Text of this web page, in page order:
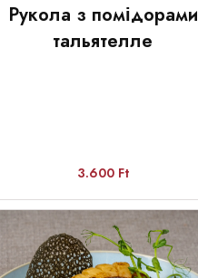
Рукола з помідорами
тальятелле
3.600 Ft